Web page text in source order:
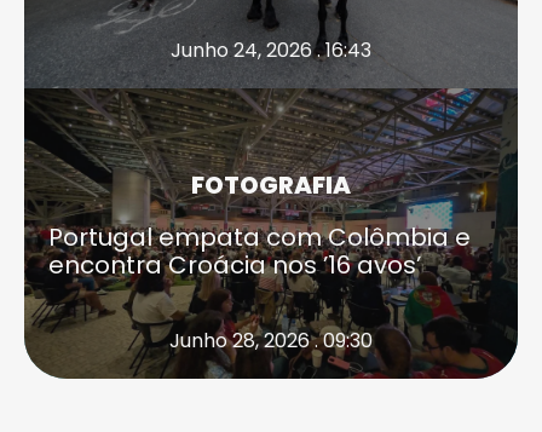
Junho 24, 2026 . 16:43
FOTOGRAFIA
Portugal empata com Colômbia e
encontra Croácia nos ’16 avos’
Junho 28, 2026 . 09:30